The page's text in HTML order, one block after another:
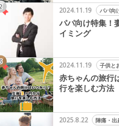
2024.11.19
パパ向
パパ向け特集！
イミング
2024.11.19
子供と
赤ちゃんの旅行
行を楽しむ方法
2025.8.22
陣痛・出